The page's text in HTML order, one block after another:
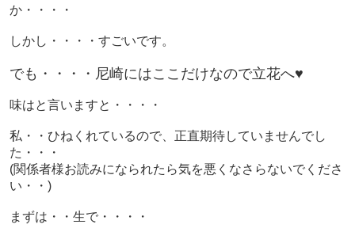
か・・・・
しかし・・・・すごいです。
でも・・・・尼崎にはここだけなので立花へ♥
味はと言いますと・・・・
私・・ひねくれているので、正直期待していませんでし
た・・・
(関係者様お読みになられたら気を悪くなさらないでくださ
い・・)
まずは・・生で・・・・